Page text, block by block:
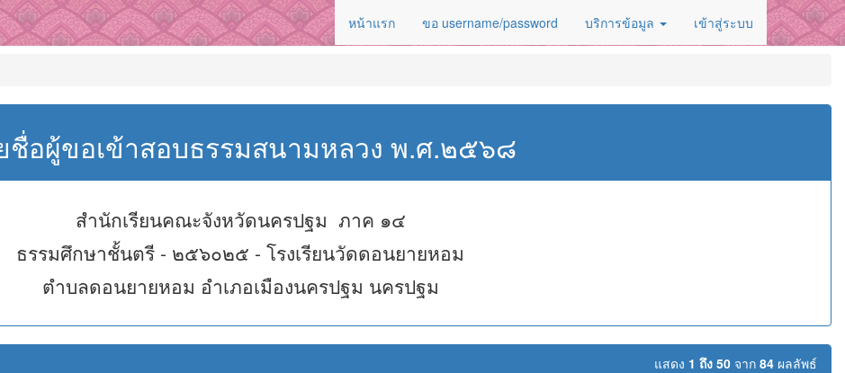
หน้าแรก ขอ username/password บริการข้อมูล เข้าสู่ระบบ
ชื่อผู้ขอเข้าสอบธรรมสนามหลวง พ.ศ.๒๕๖๘
สำนักเรียนคณะจังหวัดนครปฐม ภาค ๑๔
ธรรมศึกษาชั้นตรี - ๒๕๖๐๒๕ - โรงเรียนวัดดอนยายหอม
ตำบลดอนยายหอม อำเภอเมืองนครปฐม นครปฐม
แสดง 1 ถึง 50 จาก 84 ผลลัพธ์